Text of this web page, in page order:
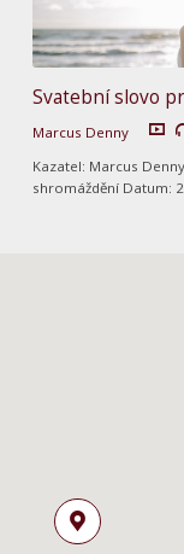
Svatební slovo
Marcus Denny
Kazatel: Marcus
shromáždění Datum: